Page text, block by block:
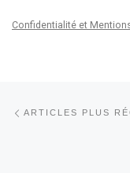
Confidentialité et
ARTICLES PLUS